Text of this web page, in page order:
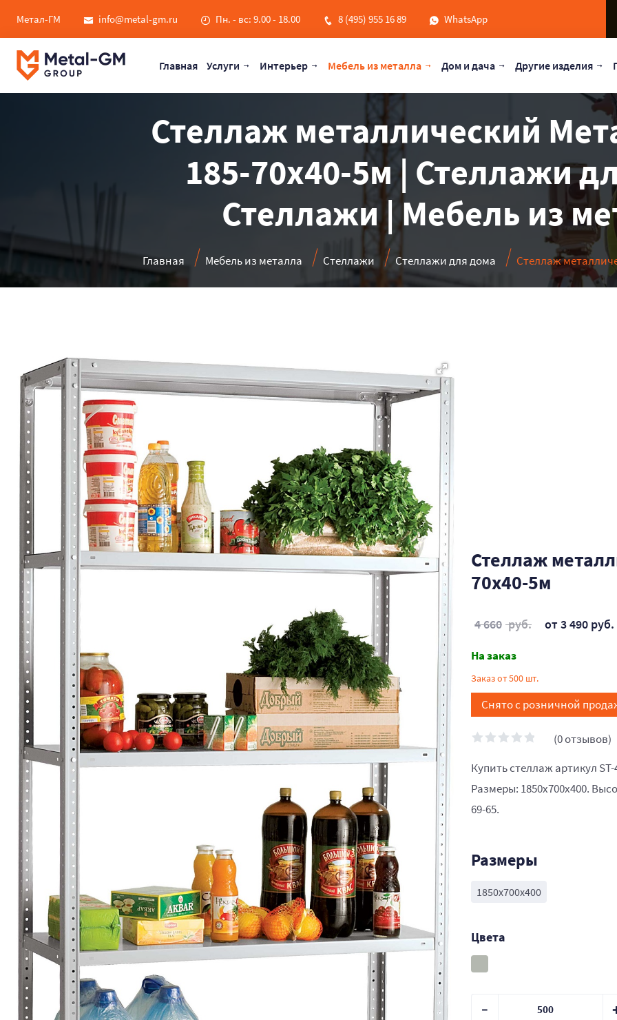
Метал-ГМ info@metal-gm.ru Пн. - вс: 9.00 - 18.00 8 (495) 955 16 89 WhatsApp
Главная Услуги Интерьер Мебель из металла Дом и дача Другие изделия
Стеллаж металлический
185-70х40-5м | Стеллажи
Стеллажи | Мебель из
Главная Мебель из металла Стеллажи Стеллажи для дома Стеллаж
Стеллаж
70х40-5м
4 660 руб. от 3 490 руб.
На заказ
Заказ от 500 шт.
Снято с розничной
(0 отзывов)
Купить стеллаж артикул
Размеры: 1850x700x400.
69-65.
Размеры
1850x700x400
Цвета